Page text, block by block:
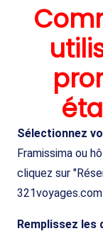
Sélectionnez
Framissima ou
cliquez sur
Remplissez les